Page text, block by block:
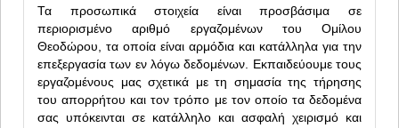
Τα προσωπικά στοιχεία είναι προσβάσιμα σε
περιορισμένο αριθμό εργαζομένων του Ομίλου
Θεοδώρου, τα οποία είναι αρμόδια και κατάλληλα για την
επεξεργασία των εν λόγω δεδομένων. Εκπαιδεύουμε τους
εργαζομένους μας σχετικά με τη σημασία της τήρησης
του απορρήτου και τον τρόπο με τον οποίο τα δεδομένα
σας υπόκεινται σε κατάλληλο και ασφαλή χειρισμό και